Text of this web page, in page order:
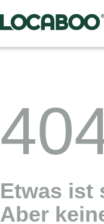
Etwas ist
Aber